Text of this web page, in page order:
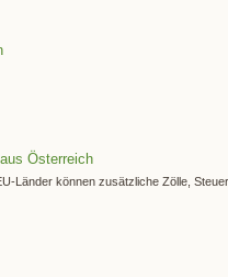
Länder können zusätzliche Zölle,